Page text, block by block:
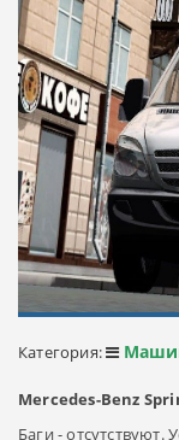
Категория:
Mercedes-Benz
Баги -